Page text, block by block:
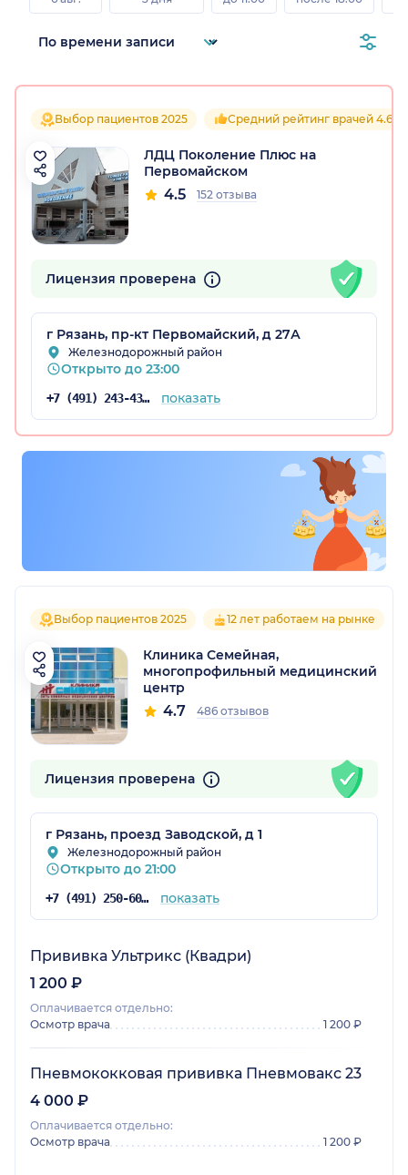
Выбор пациентов 2025 Средний рейтинг врачей 4.6
ЛДЦ Поколение Плюс на
Первомайском
4.5 152 отзыва
Лицензия проверена
г Рязань, пр-кт Первомайский, д 27А
Железнодорожный район
Открыто до 23:00
+7 (491) 243-43-00 показать
Выбор пациентов 2025 12 лет работаем на рынке
Клиника Семейная,
многопрофильный медицинский
центр
4.7 486 отзывов
Лицензия проверена
г Рязань, проезд Заводской, д 1
Железнодорожный район
Открыто до 21:00
+7 (491) 250-60-10 показать
Прививка Ультрикс (Квадри)
1 200 ₽
Оплачивается отдельно:
Осмотр врача
1 200 ₽
Пневмококковая прививка Пневмовакс 23
4 000 ₽
Оплачивается отдельно:
Осмотр врача
1 200 ₽